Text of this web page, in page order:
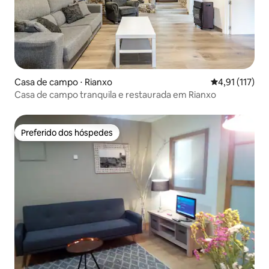
Casa de campo ⋅ Rianxo 4,91 de uma
4,91 (117)
Casa de campo tranquila e restaurada em Rianxo
Preferido dos hóspedes
Preferido dos hóspedes